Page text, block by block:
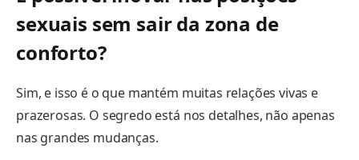
sexuais sem sair da zona de
conforto?
Sim, e isso é o que mantém muitas relações vivas e
prazerosas. O segredo está nos detalhes, não apenas
nas grandes mudanças.